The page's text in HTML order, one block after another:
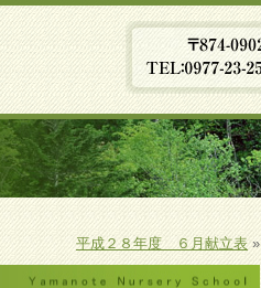
平成２８年度 ６月献立表»